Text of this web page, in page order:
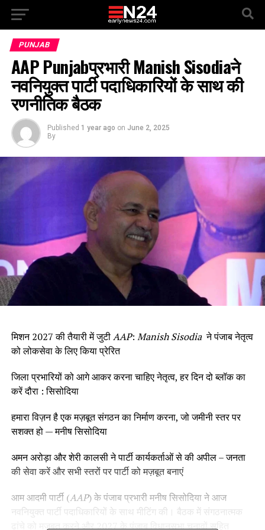
PUNJAB
AAP Punjabप्रभारी Manish Sisodiaने
नवनियुक्त पार्टी पदाधिकारियों के साथ की
रणनीतिक बैठक
Published 1 year ago on June 2, 2025
By
मिशन 2027 की तैयारी में जुटीAAP: Manish Sisodiaने पंजाब नेतृत्व
को लोकसेवा के लिए किया प्रेरित
जिला प्रभारियों को आगे आकर करना चाहिए नेतृत्व, हर दिन दो ब्लॉक का
करें दौरा : सिसोदिया
हमारा विज़न है एक मज़बूत संगठन का निर्माण करना, जो जमीनी स्तर पर
सशक्त हो — मनीष सिसोदिया
अमन अरोड़ा और शेरी कालसी ने पार्टी कार्यकर्ताओं से की अपील – जनता
की सेवा करें और सभी स्तरों पर पार्टी को मज़बूत बनाएं
आम आदमी पार्टी (AAP) के पंजाब प्रभारी मनीष सिसोदिया ने आज
नवनियुक्त पार्टी पदाधिकारियों के साथ मीटिंग की। बैठक में संगठनात्मक
ढांचे को मजबूत करने और 2027 के पंजाब विधानसभा चुनावों सहित